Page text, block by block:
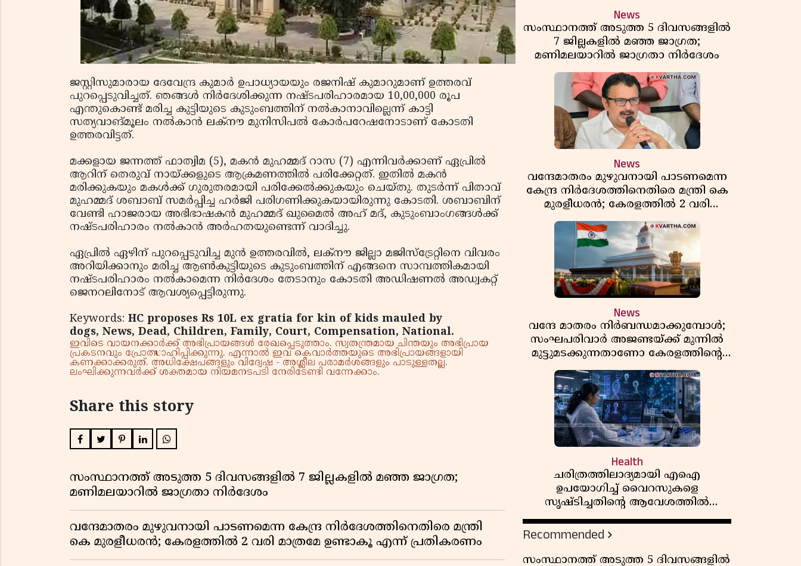
ജസ്റ്റിസുമാരായ ദേവേന്ദ്ര കുമാര്‍ ഉപാധ്യായയും രജനിഷ് കുമാറുമാണ് ഉത്തരവ്
പുറപ്പെടുവിച്ചത്. ഞങ്ങള്‍ നിര്‍ദേശിക്കുന്ന നഷ്ടപരിഹാരമായ 10,00,000 രൂപ
എന്തുകൊണ്ട് മരിച്ച കുട്ടിയുടെ കുടുംബത്തിന് നല്‍കാനാവില്ലെന്ന് കാട്ടി
സത്യവാങ്മൂലം നല്‍കാന്‍ ലക്‌നൗ മുനിസിപല്‍ കോര്‍പറേഷനോടാണ് കോടതി
ഉത്തരവിട്ടത്.
മക്കളായ ജന്നത്ത് ഫാത്വിമ (5), മകന്‍ മുഹമ്മദ് റാസ (7) എന്നിവര്‍ക്കാണ് ഏപ്രില്‍
ആറിന് തെരുവ് നായ്ക്കളുടെ ആക്രമണത്തില്‍ പരിക്കേറ്റത്. ഇതില്‍ മകന്‍
മരിക്കുകയും മകള്‍ക്ക് ഗുരുതരമായി പരിക്കേല്‍ക്കുകയും ചെയ്തു. തുടര്‍ന്ന് പിതാവ്
മുഹമ്മദ് ശബാബ് സമര്‍പ്പിച്ച ഹര്‍ജി പരിഗണിക്കുകയായിരുന്നു കോടതി. ശബാബിന്
വേണ്ടി ഹാജരായ അഭിഭാഷകന്‍ മുഹമ്മദ് ഖുമൈല്‍ അഹ് മദ്, കുടുംബാംഗങ്ങള്‍ക്ക്
നഷ്ടപരിഹാരം നല്‍കാന്‍ അര്‍ഹതയുണ്ടെന്ന് വാദിച്ചു.
ഏപ്രില്‍ ഏഴിന് പുറപ്പെടുവിച്ച മുന്‍ ഉത്തരവില്‍, ലക്‌നൗ ജില്ലാ മജിസ്‌ട്രേറ്റിനെ വിവരം
അറിയിക്കാനും മരിച്ച ആണ്‍കുട്ടിയുടെ കുടുംബത്തിന് എങ്ങനെ സാമ്പത്തികമായി
നഷ്ടപരിഹാരം നല്‍കാമെന്ന നിര്‍ദേശം തേടാനും കോടതി അഡിഷണല്‍ അഡ്വകറ്റ്
ജെനറലിനോട് ആവശ്യപ്പെട്ടിരുന്നു.
Keywords: HC proposes Rs 10L ex gratia for kin of kids mauled by
dogs, News, Dead, Children, Family, Court, Compensation, National.
ഇവിടെ വായനക്കാർക്ക് അഭിപ്രായങ്ങൾ രേഖപ്പെടുത്താം. സ്വതന്ത്രമായ ചിന്തയും അഭിപ്രായ
പ്രകടനവും പ്രോത്സാഹിപ്പിക്കുന്നു. എന്നാൽ ഇവ കെവാർത്തയുടെ അഭിപ്രായങ്ങളായി
കണക്കാക്കരുത്. അധിക്ഷേപങ്ങളും വിദ്വേഷ - അശ്ലീല പരാമർശങ്ങളും പാടുള്ളതല്ല.
ലംഘിക്കുന്നവർക്ക് ശക്തമായ നിയമനടപടി നേരിടേണ്ടി വന്നേക്കാം.
Share this story
സംസ്ഥാനത്ത് അടുത്ത 5 ദിവസങ്ങളിൽ 7 ജില്ലകളിൽ മഞ്ഞ ജാഗ്രത;
മണിമലയാറിൽ ജാഗ്രതാ നിർദേശം
വന്ദേമാതരം മുഴുവനായി പാടണമെന്ന കേന്ദ്ര നിർദേശത്തിനെതിരെ മന്ത്രി
കെ മുരളീധരൻ; കേരളത്തിൽ 2 വരി മാത്രമേ ഉണ്ടാകൂ എന്ന് പ്രതികരണം
News
സംസ്ഥാനത്ത് അടുത്ത 5 ദിവസങ്ങളിൽ
7 ജില്ലകളിൽ മഞ്ഞ ജാഗ്രത;
മണിമലയാറിൽ ജാഗ്രതാ നിർദേശം
News
വന്ദേമാതരം മുഴുവനായി പാടണമെന്ന
കേന്ദ്ര നിർദേശത്തിനെതിരെ മന്ത്രി കെ
മുരളീധരൻ; കേരളത്തിൽ 2 വരി
മാത്രമേ ഉണ്ടാകൂ എന്ന് പ്രതികരണം
News
വന്ദേ മാതരം നിർബന്ധമാക്കുമ്പോൾ;
സംഘപരിവാർ അജണ്ടയ്ക്ക് മുന്നിൽ
മുട്ടുമടക്കുന്നതാണോ കേരളത്തിന്റെ
മതേതര പാരമ്പര്യം?
Health
ചരിത്രത്തിലാദ്യമായി എഐ
ഉപയോഗിച്ച് വൈറസുകളെ
സൃഷ്ടിച്ചതിന്റെ ആവേശത്തിൽ
ശാസ്ത്ര ലോകം! ഇത് വൻ മുന്നേറ്റമോ
അതോ വലിയ ഭീഷണിയോ?
Recommended
സംസ്ഥാനത്ത് അടുത്ത 5 ദിവസങ്ങളിൽ